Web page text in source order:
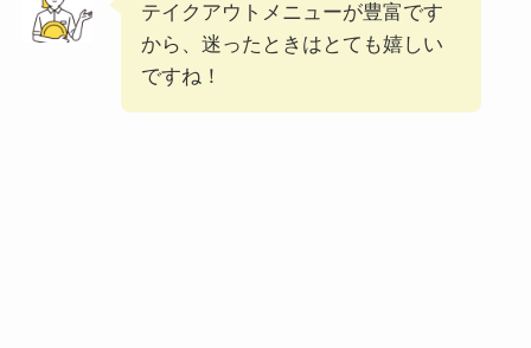
テイクアウトメニューが豊富です
から、迷ったときはとても嬉しい
ですね！